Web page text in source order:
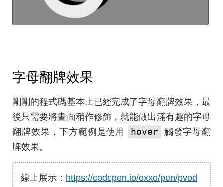
字母翻牌效果
剛剛的程式碼基本上已經完成了字母翻牌效果，最
後只需要將畫面稍作修飾，就能做出滿有趣的字母
翻牌效果，下方範例是使用
hover
觸發字母翻
牌效果。
線上展示： https://codepen.io/oxxo/pen/pvod